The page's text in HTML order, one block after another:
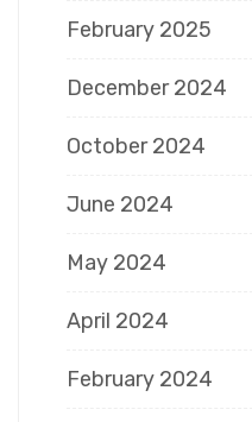
February 2025
December 2024
October 2024
June 2024
May 2024
April 2024
February 2024